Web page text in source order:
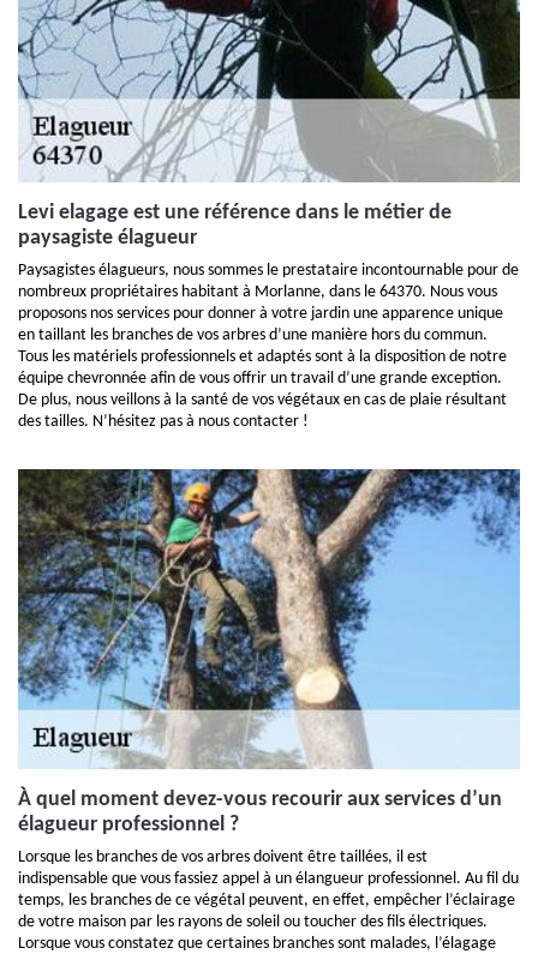
Levi elagage est une référence dans le métier de
paysagiste élagueur
Paysagistes élagueurs, nous sommes le prestataire incontournable pour de
nombreux propriétaires habitant à Morlanne, dans le 64370. Nous vous
proposons nos services pour donner à votre jardin une apparence unique
en taillant les branches de vos arbres d’une manière hors du commun.
Tous les matériels professionnels et adaptés sont à la disposition de notre
équipe chevronnée afin de vous offrir un travail d’une grande exception.
De plus, nous veillons à la santé de vos végétaux en cas de plaie résultant
des tailles. N’hésitez pas à nous contacter !
À quel moment devez-vous recourir aux services d’un
élagueur professionnel ?
Lorsque les branches de vos arbres doivent être taillées, il est
indispensable que vous fassiez appel à un élangueur professionnel. Au fil du
temps, les branches de ce végétal peuvent, en effet, empêcher l’éclairage
de votre maison par les rayons de soleil ou toucher des fils électriques.
Lorsque vous constatez que certaines branches sont malades, l’élagage